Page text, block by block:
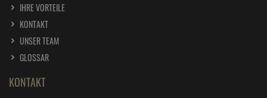
IHRE VORTEILE
KONTAKT
UNSER TEAM
GLOSSAR
KONTAKT